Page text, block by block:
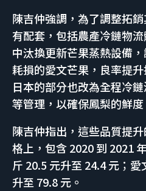
陳吉仲強調，為了調整拓
有配套，包括農產冷鏈物
中汰換更新芒果蒸熱設備
耗損的愛文芒果，良率提
日本的部分也改為全程冷
等管理，以確保鳳梨的鮮度
陳吉仲指出，這些品質提
格上，包含 2020 到 2021
斤 20.5 元升至 24.4 元；
升至 79.8 元。